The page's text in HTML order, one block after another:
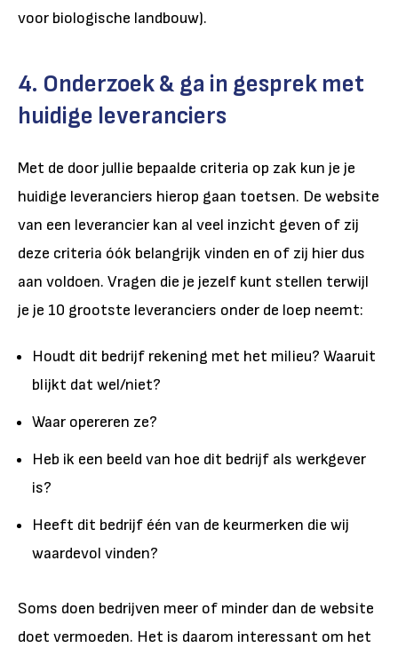
voor biologische landbouw).
4. Onderzoek & ga in gesprek met
huidige leveranciers
Met de door jullie bepaalde criteria op zak kun je je
huidige leveranciers hierop gaan toetsen. De website
van een leverancier kan al veel inzicht geven of zij
deze criteria óók belangrijk vinden en of zij hier dus
aan voldoen. Vragen die je jezelf kunt stellen terwijl
je je 10 grootste leveranciers onder de loep neemt:
Houdt dit bedrijf rekening met het milieu? Waaruit
blijkt dat wel/niet?
Waar opereren ze?
Heb ik een beeld van hoe dit bedrijf als werkgever
is?
Heeft dit bedrijf één van de keurmerken die wij
waardevol vinden?
Soms doen bedrijven meer of minder dan de website
doet vermoeden. Het is daarom interessant om het